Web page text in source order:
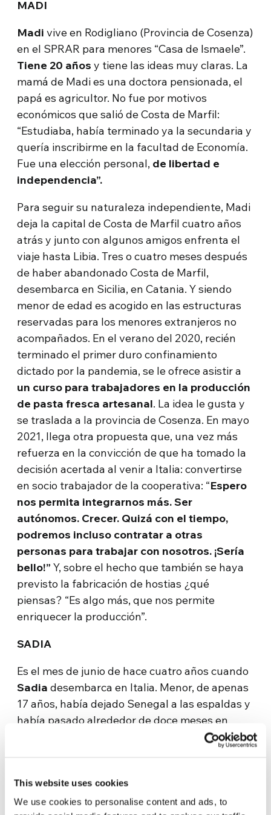
This website uses cookies
We use cookies to personalise content and ads, to
MADI
Madivive en Rodigliano (Provincia de Cosenza)
en el SPRAR para menores “Casa de Ismaele”.
Tiene 20 años y tiene las ideas muy claras. La
mamá de Madi es una doctora pensionada, el
papá es agricultor. No fue por motivos
económicos que salió de Costa de Marfil:
“Estudiaba, había terminado ya la secundaria y
quería inscribirme en la facultad de Economía.
Fue una elección personal, de libertad e
independencia”.
Para seguir su naturaleza independiente, Madi
deja la capital de Costa de Marfil cuatro años
atrás y junto con algunos amigos enfrenta el
viaje hasta Libia. Tres o cuatro meses después
de haber abandonado Costa de Marfil,
desembarca en Sicilia, en Catania. Y siendo
menor de edad es acogido en las estructuras
reservadas para los menores extranjeros no
acompañados. En el verano del 2020, recién
terminado el primer duro confinamiento
dictado por la pandemia, se le ofrece asistir a
un curso para trabajadores en la producción
de pasta fresca artesanal. La idea le gusta y
se traslada a la provincia de Cosenza. En mayo
2021, llega otra propuesta que, una vez más
refuerza en la convicción de que ha tomado la
decisión acertada al venir a Italia: convertirse
en socio trabajador de la cooperativa: “Espero
nos permita integrarnos más. Ser
autónomos. Crecer. Quizá con el tiempo,
podremos incluso contratar a otras
personas para trabajar con nosotros. ¡Sería
bello!” Y, sobre el hecho que también se haya
previsto la fabricación de hostias ¿qué
piensas? “Es algo más, que nos permite
enriquecer la producción”.
SADIA
Es el mes de junio de hace cuatro años cuando
Sadia desembarca en Italia. Menor, de apenas
17 años, había dejado Senegal a las espaldas y
había pasado alrededor de doce meses en
cárceles libias. Una vez libre se puso a trabajar
para conseguir el dinero necesario para pagar
fue el deseo de planificar una vida mejor: “
dije voy para cambiar mi vida y la de mi